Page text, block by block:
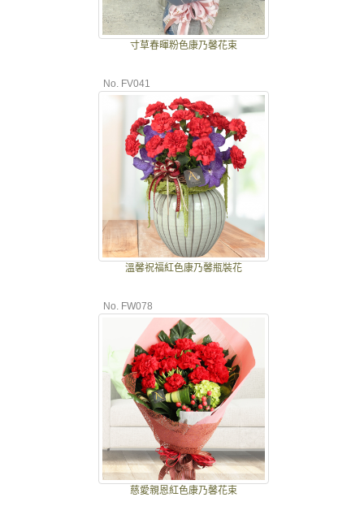
寸草春暉粉色康乃馨花束
No. FV041
溫馨祝福紅色康乃馨瓶裝花
No. FW078
慈愛親恩紅色康乃馨花束